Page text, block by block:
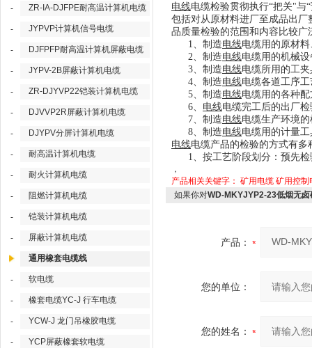
- ZR-IA-DJFPE耐高温计算机电缆
- JYPVP计算机信号电缆
- DJFPFP耐高温计算机屏蔽电缆
- JYPV-2B屏蔽计算机电缆
- ZR-DJYVP22铠装计算机电缆
- DJVVP2R屏蔽计算机电缆
- DJYPV分屏计算机电缆
- 耐高温计算机电缆
- 耐火计算机电缆
- 阻燃计算机电缆
- 铠装计算机电缆
- 屏蔽计算机电缆
通用橡套电缆线
- 软电缆
- 橡套电缆YC-J 行车电缆
- YCW-J 龙门吊橡胶电缆
- YCP屏蔽橡套软电缆
电线电缆检验贯彻执行“把关"与
包括对从原材料进厂至成品出
品质量检验的范围和内容比较广
1、制造电线电缆用的原材
2、制造电线电缆用的机械
3、制造电线电缆所用的工
4、制造电线电缆各道工序
5、制造电线电缆用的各种
6、 电线电缆完工后的出厂检
7、制造电线电缆生产环境
8、制造电线电缆用的计量
电线电缆产品的检验的方式有
1、按工艺阶段划分：预先
，
产品相关关键字： 矿用电缆 矿用控制
如果你对WD-MKYJYP2-23低烟无
产品：
您的单位：
您的姓名：